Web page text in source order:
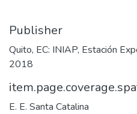
Publisher
Quito, EC: INIAP, Estación
2018
E. E. Santa Catalina